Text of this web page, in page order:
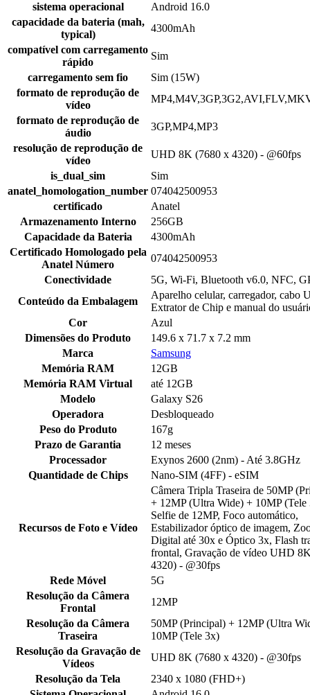
sistema operacional
Android 16.0
capacidade da bateria (mah,
typical)
4300mAh
compatível com carregamento
rápido
Sim
carregamento sem fio
Sim (15W)
formato de reprodução de
vídeo
formato de reprodução de
áudio
3GP,MP4,MP3
resolução de reprodução de
vídeo
UHD 8K (7680 x 4320) - @60fps
is_dual_sim
Sim
anatel_homologation_number 074042500953
certificado
Anatel
Armazenamento Interno
256GB
Capacidade da Bateria
4300mAh
Certificado Homologado pela
Anatel Número
074042500953
Conectividade
5G, Wi-Fi, Bluetooth v6.0, NFC,
Conteúdo da Embalagem
Aparelho celular, carregador, cabo
Extrator de Chip e manual do
Cor
Azul
Dimensões do Produto
149.6 x 71.7 x 7.2 mm
Marca
Samsung
Memória RAM
12GB
Memória RAM Virtual
até 12GB
Modelo
Galaxy S26
Operadora
Desbloqueado
Peso do Produto
167g
Prazo de Garantia
12 meses
Processador
Exynos 2600 (2nm) - Até 3.8GHz
Quantidade de Chips
Nano-SIM (4FF) - eSIM
Recursos de Foto e Vídeo
Câmera Tripla Traseira de 50MP
+ 12MP (Ultra Wide) + 10MP (Tele
Selfie de 12MP, Foco automático,
Estabilizador óptico de imagem,
Digital até 30x e Óptico 3x, Flash
frontal, Gravação de vídeo UHD
4320) - @30fps
Rede Móvel
5G
Resolução da Câmera
Frontal
12MP
Resolução da Câmera
Traseira
50MP (Principal) + 12MP (Ultra
10MP (Tele 3x)
Resolução da Gravação de
Vídeos
UHD 8K (7680 x 4320) - @30fps
Resolução da Tela
2340 x 1080 (FHD+)